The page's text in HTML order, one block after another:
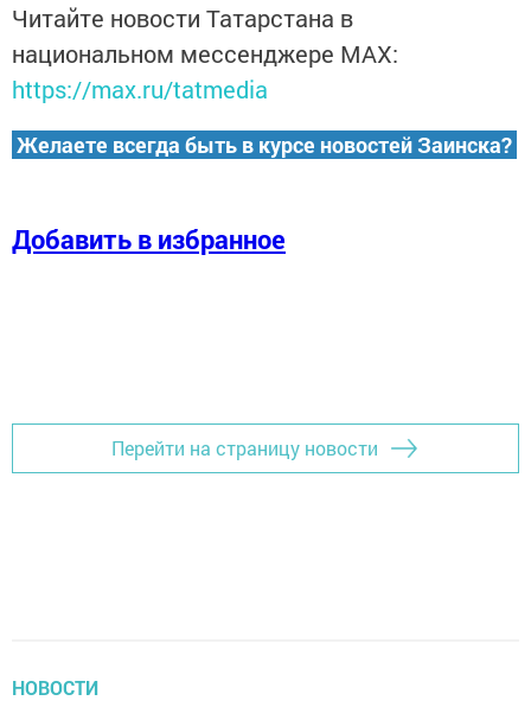
Читайте новости Татарстана в
национальном мессенджере MАХ:
https://max.ru/tatmedia
Желаете всегда быть в курсе новостей Заинска?
Добавить в избранное
Перейти на страницу новости
НОВОСТИ